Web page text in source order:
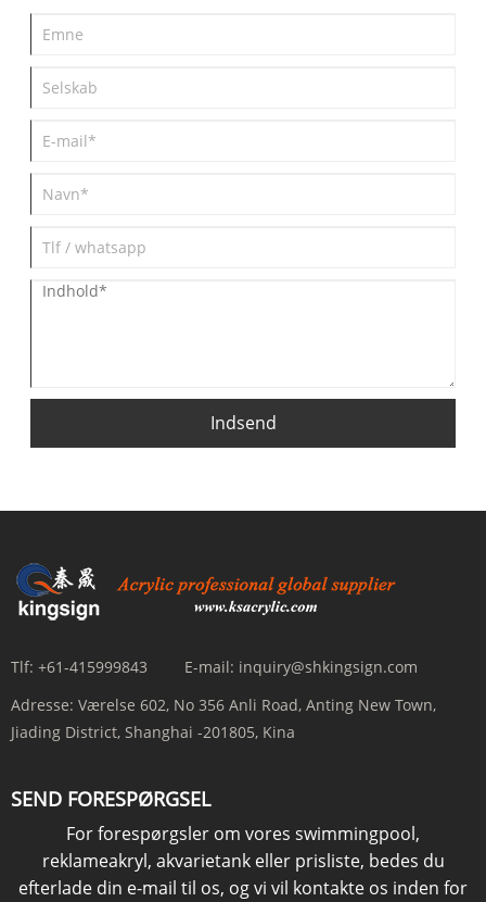
igen. 3. Det skal bemærkes, at overfladen bliver tåget efter
Indsend
Tlf: +61-415999843 E-mail: inquiry@shkingsign.com
Adresse: Værelse 602, No 356 Anli Road, Anting New Town,
Jiading District, Shanghai -201805, Kina
SEND FORESPØRGSEL
For forespørgsler om vores swimmingpool,
reklameakryl, akvarietank eller prisliste, bedes du
efterlade din e-mail til os, og vi vil kontakte os inden for